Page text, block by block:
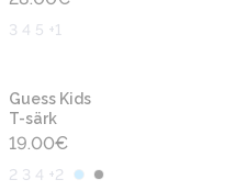
3 4 5 +1
Guess Kids
T-särk
19.00€
2 3 4 +2